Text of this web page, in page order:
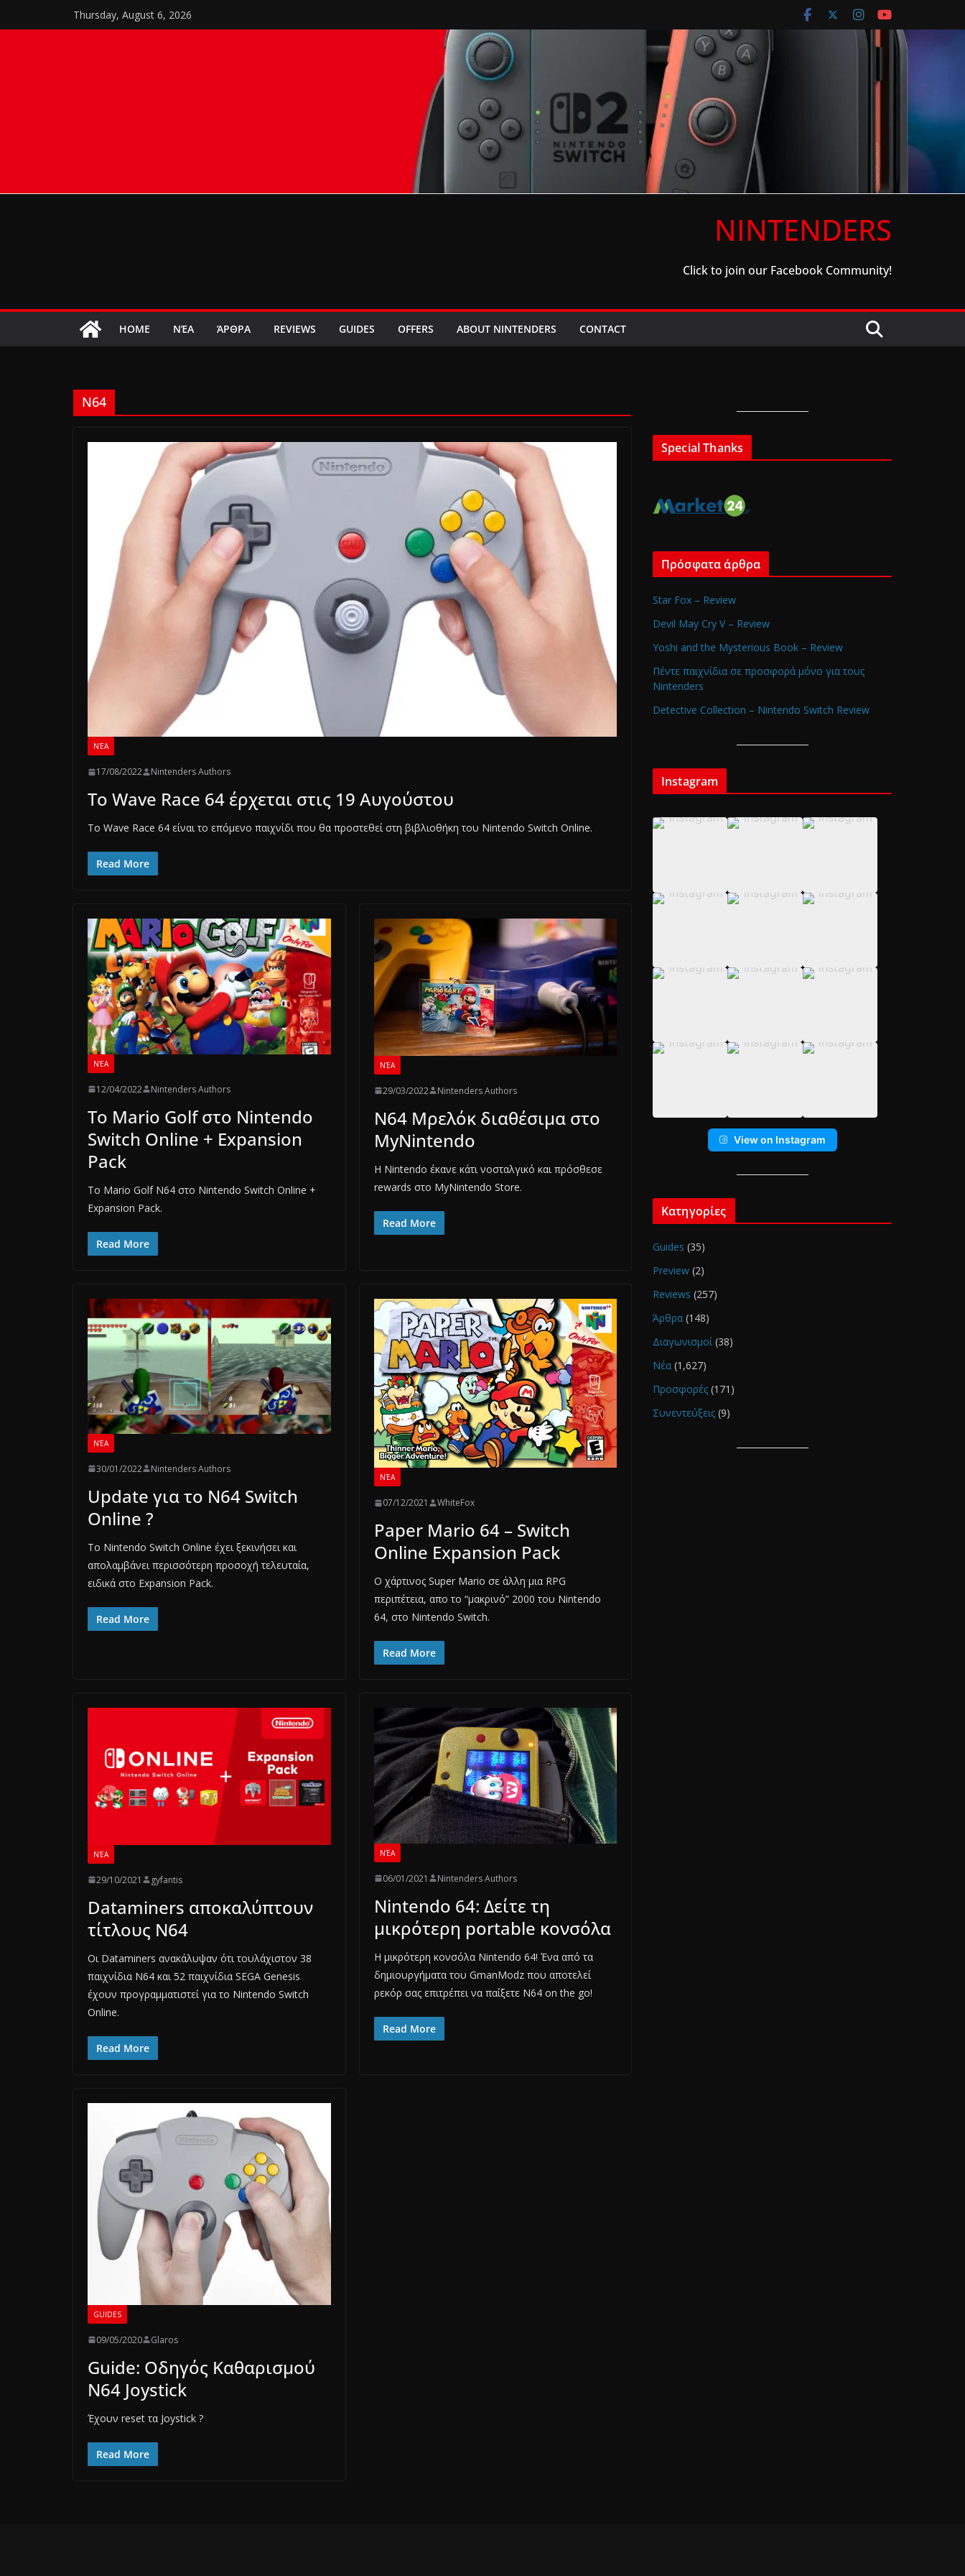
to
Thursday, August 6, 2026
NINTENDERS
Click to join our Facebook Community!
HOME ΝΈΑ ΆΡΘΡΑ REVIEWS GUIDES OFFERS ABOUT NINTENDERS CONTACT
N64
ΝΈΑ
17/08/2022 Nintenders Authors
Το Wave Race 64 έρχεται στις 19 Αυγούστου
Το Wave Race 64 είναι το επόμενο παιχνίδι που θα προστεθεί στη βιβλιοθήκη του Nintendo Switch Online.
Read More
ΝΈΑ
12/04/2022 Nintenders Authors
Το Mario Golf στο Nintendo
Switch Online + Expansion
Pack
Το Mario Golf N64 στο Nintendo Switch Online +
Expansion Pack.
Read More
ΝΈΑ
29/03/2022 Nintenders Authors
N64 Μρελόκ διαθέσιμα στο
MyNintendo
Η Nintendo έκανε κάτι νοσταλγικό και πρόσθεσε
rewards στο MyNintendo Store.
Read More
ΝΈΑ
30/01/2022 Nintenders Authors
Update για το N64 Switch
Online ?
To Nintendo Switch Online έχει ξεκινήσει και
απολαμβάνει περισσότερη προσοχή τελευταία,
ειδικά στο Expansion Pack.
Read More
ΝΈΑ
07/12/2021 WhiteFox
Paper Mario 64 – Switch
Online Expansion Pack
Ο χάρτινος Super Mario σε άλλη μια RPG
περιπέτεια, απο το “μακρινό” 2000 του Nintendo
64, στο Nintendo Switch.
Read More
ΝΈΑ
29/10/2021 gyfantis
Dataminers αποκαλύπτουν
τίτλους N64
Οι Dataminers ανακάλυψαν ότι τουλάχιστον 38
παιχνίδια N64 και 52 παιχνίδια SEGA Genesis
έχουν προγραμματιστεί για το Nintendo Switch
Online.
Read More
ΝΈΑ
06/01/2021 Nintenders Authors
Nintendo 64: Δείτε τη
μικρότερη portable κονσόλα
Η μικρότερη κονσόλα Nintendo 64! Ένα από τα
δημιουργήματα του GmanModz που αποτελεί
ρεκόρ σας επιτρέπει να παίξετε N64 on the go!
Read More
GUIDES
09/05/2020 Glaros
Guide: Οδηγός Καθαρισμού
Ν64 Joystick
Έχουν reset τα Joystick ?
Read More
Special Thanks
Πρόσφατα άρθρα
Star Fox – Review
Devil May Cry V – Review
Yoshi and the Mysterious Book – Review
Πέντε παιχνίδια σε προσφορά μόνο για τους
Nintenders
Detective Collection – Nintendo Switch Review
Instagram
View on Instagram
Κατηγορίες
Guides (35)
Preview (2)
Reviews (257)
Άρθρα (148)
Διαγωνισμοί (38)
Νέα (1,627)
Προσφορές (171)
Συνεντεύξεις (9)